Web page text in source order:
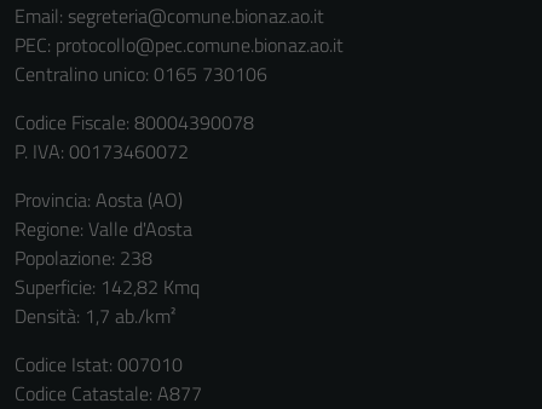
Email: segreteria@comune.bionaz.ao.it
PEC: protocollo@pec.comune.bionaz.ao.it
Centralino unico: 0165 730106
Codice Fiscale: 80004390078
P. IVA: 00173460072
Provincia: Aosta (AO)
Regione: Valle d'Aosta
Popolazione: 238
Superficie: 142,82 Kmq
Densità: 1,7 ab./km²
Codice Istat: 007010
Codice Catastale: A877